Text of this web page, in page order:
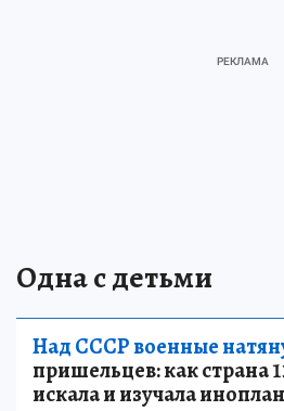
Одна с детьми
Над СССР военные
пришельцев: как страна
искала и изучала